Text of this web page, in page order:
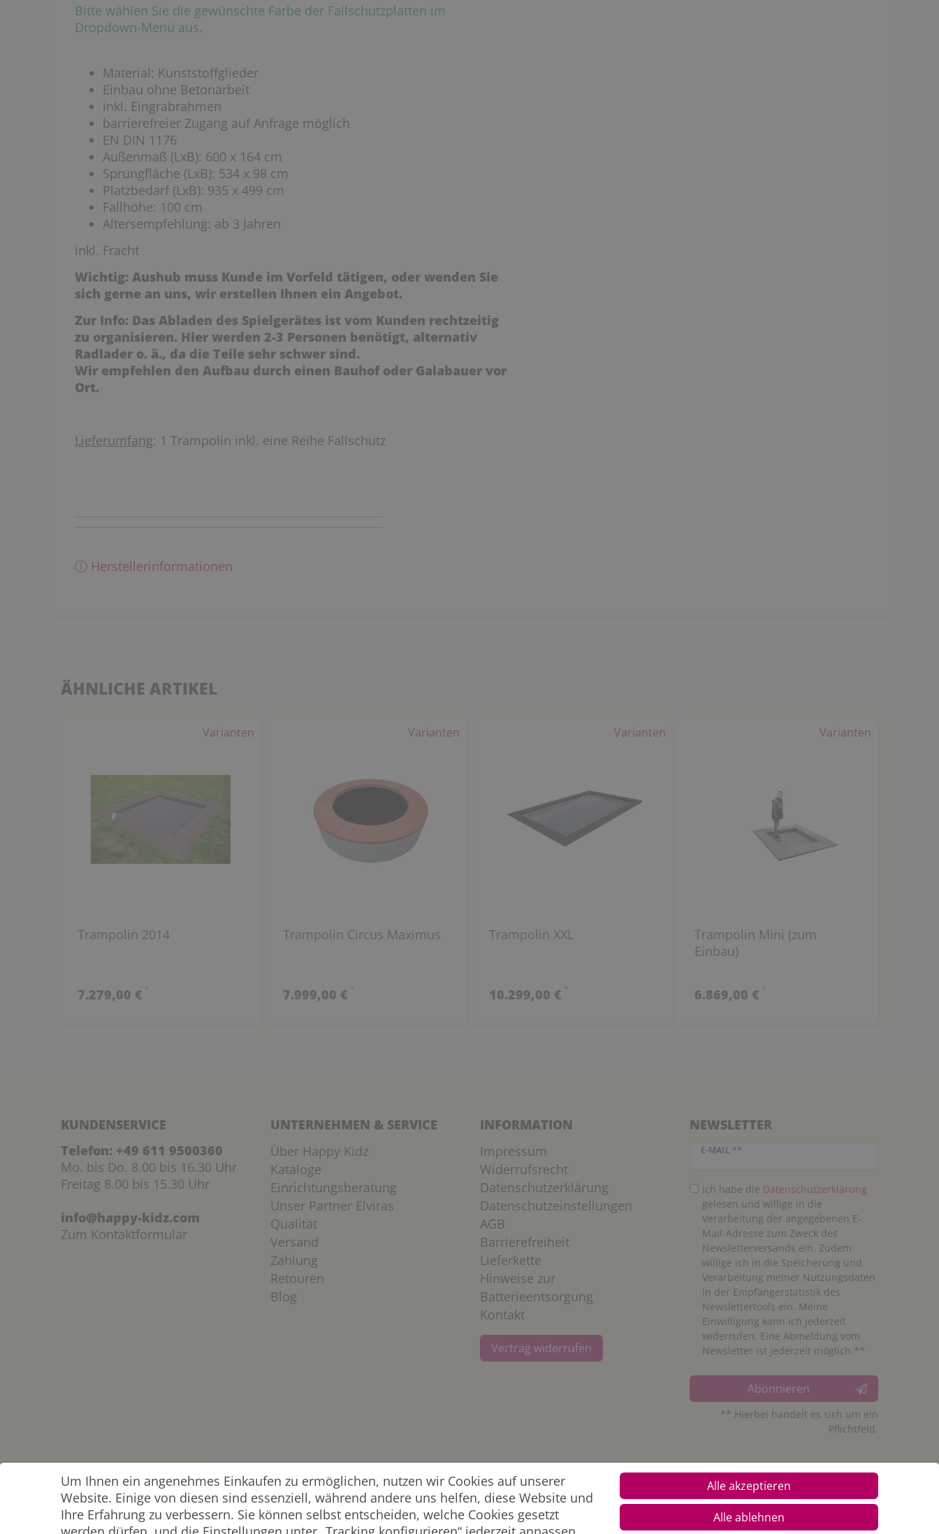
Bitte wählen Sie die gewünschte Farbe der Fallschutzplatten im
Dropdown-Menü aus.
Material: Kunststoffglieder
Einbau ohne Betonarbeit
inkl. Eingrabrahmen
barrierefreier Zugang auf Anfrage möglich
EN DIN 1176
Außenmaß (LxB): 600 x 164 cm
Sprungfläche (LxB): 534 x 98 cm
Platzbedarf (LxB): 935 x 499 cm
Fallhöhe: 100 cm
Altersempfehlung: ab 3 Jahren
inkl. Fracht
Wichtig: Aushub muss Kunde im Vorfeld tätigen, oder wenden Sie
sich gerne an uns, wir erstellen Ihnen ein Angebot.
Zur Info: Das Abladen des Spielgerätes ist vom Kunden rechtzeitig
zu organisieren. Hier werden 2-3 Personen benötigt, alternativ
Radlader o. ä., da die Teile sehr schwer sind.
Wir empfehlen den Aufbau durch einen Bauhof oder Galabauer vor
Ort.
Lieferumfang: 1 Trampolin inkl. eine Reihe Fallschutz
ⓘ Herstellerinformationen
ÄHNLICHE ARTIKEL
Varianten
Trampolin 2014
7.279,00 € *
Varianten
Trampolin Circus Maximus
7.999,00 € *
Varianten
Trampolin XXL
10.299,00 € *
Varianten
Trampolin Mini (zum
Einbau)
6.869,00 € *
KUNDENSERVICE
Telefon: +49 611 9500360
Mo. bis Do. 8.00 bis 16.30 Uhr
Freitag 8.00 bis 15.30 Uhr
info@happy-kidz.com
Zum Kontaktformular
UNTERNEHMEN & SERVICE
Über Happy Kidz
Kataloge
Einrichtungsberatung
Unser Partner Elviras
Qualität
Versand
Zahlung
Retouren
Blog
INFORMATION
Impressum
Widerrufsrecht
Datenschutzerklärung
Datenschutzeinstellungen
AGB
Barrierefreiheit
Lieferkette
Hinweise zur
Batterieentsorgung
Kontakt
Vertrag widerrufen
NEWSLETTER
E-MAIL **
Newsletter Honig
Ich habe die Daten­schutz­erklärung
gelesen und willige in die
Verarbeitung der angegebenen E-
Mail-Adresse zum Zweck des
Newsletterversands ein. Zudem
willige ich in die Speicherung und
Verarbeitung meiner Nutzungsdaten
in der Empfängerstatistik des
Newslettertools ein. Meine
Einwilligung kann ich jederzeit
widerrufen. Eine Abmeldung vom
Newsletter ist jederzeit möglich.**
Abonnieren
** Hierbei handelt es sich um ein
Pflichtfeld.
ZAHLUNG &
VERSAND
Um Ihnen ein angenehmes Einkaufen zu ermöglichen, nutzen wir Cookies auf unserer
Website. Einige von diesen sind essenziell, während andere uns helfen, diese Website und
Ihre Erfahrung zu verbessern. Sie können selbst entscheiden, welche Cookies gesetzt
Alle akzeptieren
Alle ablehnen